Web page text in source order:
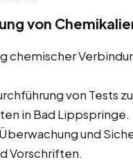
von
chemischer
von Tests
in Bad Lippspringe.
Überwachung und
Vorschriften.